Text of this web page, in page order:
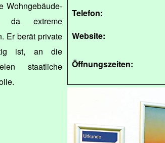
Telefon:
Website:
Öffnungszeiten:
Wohngebäude-
da extreme
Er berät private
ist, an die
staatliche